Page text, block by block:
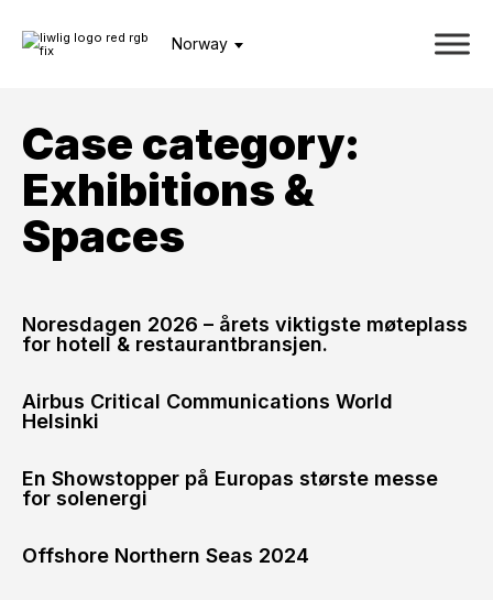
Norway
Case category:
Exhibitions &
Spaces
Noresdagen 2026 – årets viktigste møteplass
for hotell & restaurantbransjen.
Airbus Critical Communications World
Helsinki
En Showstopper på Europas største messe
for solenergi
Offshore Northern Seas 2024